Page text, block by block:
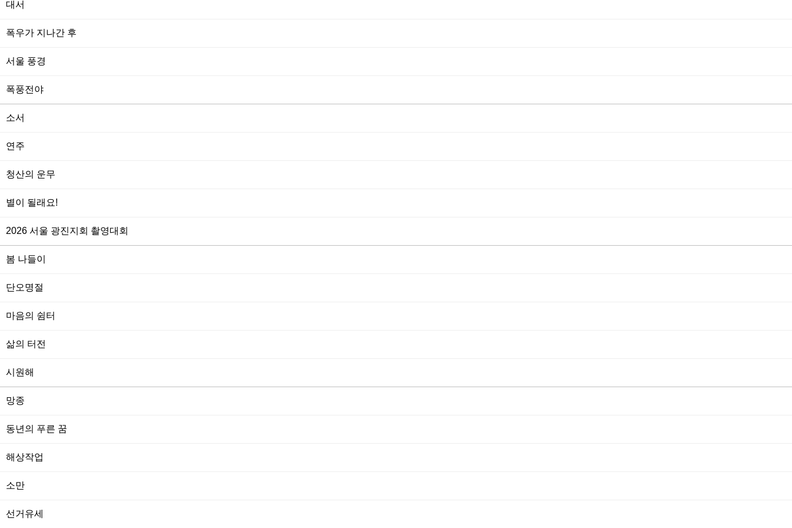
대서
폭우가 지나간 후
서울 풍경
폭풍전야
소서
연주
청산의 운무
별이 될래요!
2026 서울 광진지회 촬영대회
봄 나들이
단오명절
마음의 쉼터
삶의 터전
시원해
망종
동년의 푸른 꿈
해상작업
소만
선거유세